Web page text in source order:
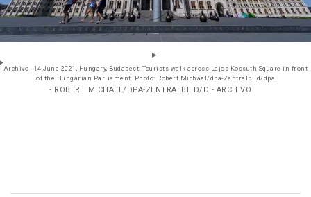
Archivo - 14 June 2021, Hungary, Budapest: Tourists walk across Lajos Kossuth Square in front
of the Hungarian Parliament. Photo: Robert Michael/dpa-Zentralbild/dpa
- ROBERT MICHAEL/DPA-ZENTRALBILD/D - ARCHIVO